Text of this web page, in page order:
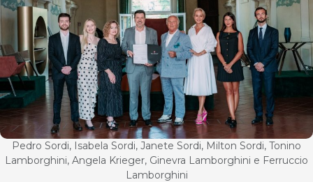
Pedro Sordi, Isabela Sordi, Janete Sordi, Milton Sordi, Tonino
Lamborghini, Angela Krieger, Ginevra Lamborghini e Ferruccio
Lamborghini